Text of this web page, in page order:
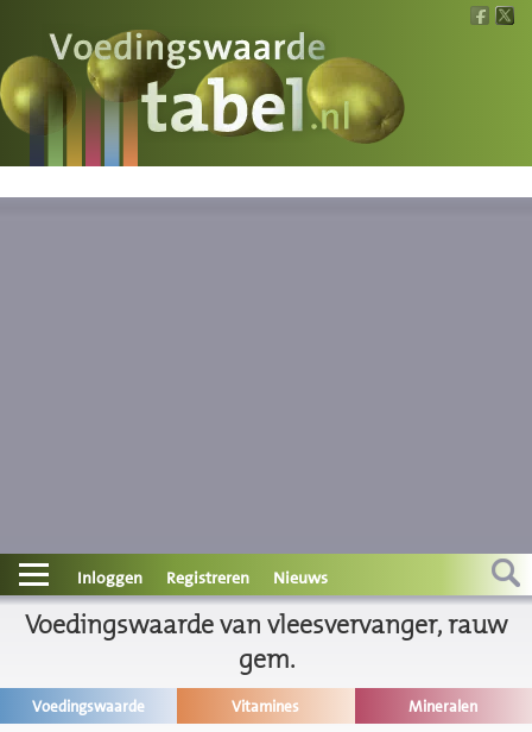
Voedingswaarde
Wat is wat?
Contact
Informatie
Inloggen Registreren Nieuws
Voedingswaarde van vleesvervanger, rauw
gem.
Voedingswaarde Vitamines Mineralen